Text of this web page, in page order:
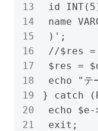
id INT(5)
name
)';
//$res =
$res =
echo "テ
} catch
echo $e-
exit;